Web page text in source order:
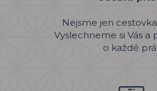
Nejsme jen
Vyslechneme si Vás a
o každé